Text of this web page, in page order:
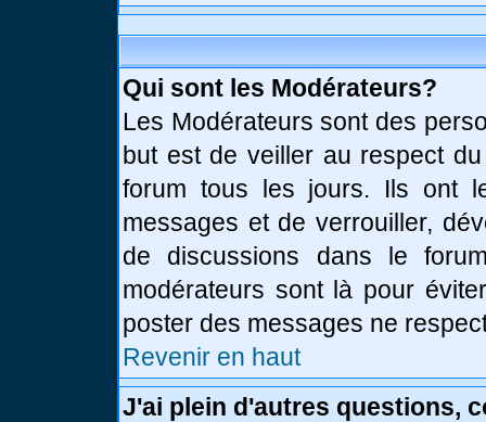
Qui sont les Modérateurs?
Les Modérateurs sont des
but est de veiller au respect
forum tous les jours. Ils ont
messages et de verrouiller,
de discussions dans le
modérateurs sont là pour
poster des messages ne
Revenir en haut
J'ai plein d'autres questions,